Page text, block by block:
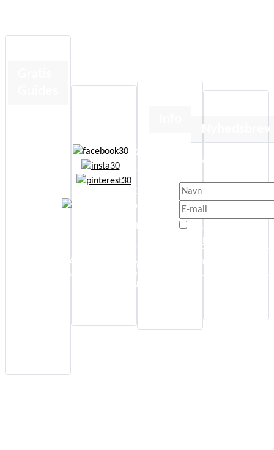
www.annettaagot.dk
All Rights Reserved
Om
Cookie- og
persondatapolitik
Handelsbetingelser
Kontakt
Sideoversigt
Nyhedsbrev
Nyhedsbrev
Få besked når der sker
Jeg er enig med
Tilmeld Nyhedsbrev